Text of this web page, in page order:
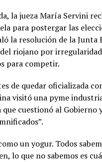
la jueza María Servini
para postergar las
la resolución de la Junta
riojano por
para competir.
de quedar oficializada
visitó una pyme
que cuestionó al Gobierno
un yogur. Todos
lo que no sabemos es